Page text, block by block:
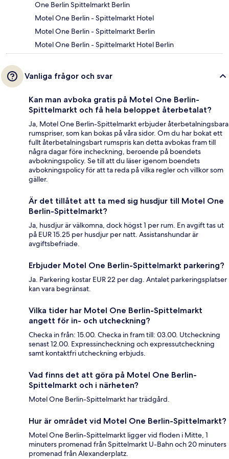
One Berlin Spittelmarkt Berlin
Motel One Berlin - Spittelmarkt Hotel
Motel One Berlin - Spittelmarkt Berlin
Motel One Berlin - Spittelmarkt Hotel Berlin
Vanliga frågor och svar
Kan man avboka gratis på Motel One Berlin-
Spittelmarkt och få hela beloppet återbetalat?
Ja, Motel One Berlin-Spittelmarkt erbjuder återbetalningsbara
rumspriser, som kan bokas på våra sidor. Om du har bokat ett
fullt återbetalningsbart rumspris kan detta avbokas fram till
några dagar före incheckning, beroende på boendets
avbokningspolicy. Se till att du läser igenom boendets
avbokningspolicy för att ta reda på vilka regler och villkor som
gäller.
Är det tillåtet att ta med sig husdjur till Motel One
Berlin-Spittelmarkt?
Ja, husdjur är välkomna, dock högst 1 per rum. En avgift tas ut
på EUR 15.25 per husdjur per natt. Assistanshundar är
avgiftsbefriade.
Erbjuder Motel One Berlin-Spittelmarkt parkering?
Ja. Parkering kostar EUR 22 per dag. Antalet parkeringsplatser
kan vara begränsat.
Vilka tider har Motel One Berlin-Spittelmarkt
angett för in- och utcheckning?
Checka in från: 15.00. Checka in fram till: 03.00. Utcheckning
senast 12.00. Expressincheckning och expressutcheckning
samt kontaktfri utcheckning erbjuds.
Vad finns det att göra på Motel One Berlin-
Spittelmarkt och i närheten?
Motel One Berlin-Spittelmarkt har trädgård.
Hur är området vid Motel One Berlin-Spittelmarkt?
Motel One Berlin-Spittelmarkt ligger vid floden i Mitte, 1
minuters promenad från Spittelmarkt U-Bahn och 20 minuters
promenad från Alexanderplatz.